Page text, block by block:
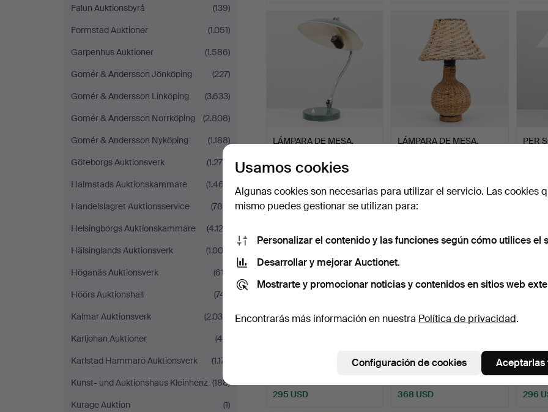
Falun Auktionsbyrå
(139)
Formstad Auktioner
(1.051)
Garpenhus Auktioner
(1.586)
Gomér & Andersson Jönköping
(227)
Gomér & Andersson Linköping
(3.633)
Gomér & Andersson Norrköping
(2.808)
Gomér & Andersson Nyköping
(1.188)
Göteborgs Auktionsverk
(1.276)
Halmstads Auktionskammare
(1.467)
Handelslagret Auktionsservice
(786)
Helsingborgs Auktionskammare
(4.122)
Hälsinglands Auktionsverk
(1.003)
Höganäs Auktionsverk
(617)
Höörs Auktionshall
(741)
Kalmar Auktionsverk
(2.036)
Karljohan Auktioner
(46)
Karlstad Hammarö Auktionsverk
(1.171)
Kunst- und Auktionshaus Kleinhenz (188)
Kurage Auktion
(1)
LÁMPARA DE MESA,
func…
Subastado 19 jul 2026
116 USD
LÁMPARA DE MESA,
48 USD
PER
64
295 USD
mármo…
Subastado 13 jul 2026
368 USD
DE
296
Usamos cookies
Algunas cookies son necesarias para utilizar el servicio. Las cookies
mismo puedes gestionar se utilizan para:
Personalizar el contenido y las funciones según cómo utilices el
Desarrollar y mejorar Auctionet.
Mostrarte y promocionar noticias y contenidos en sitios web
Encontrarás más información en nuestra Política de privacidad.
Configuración de cookies Aceptarlas